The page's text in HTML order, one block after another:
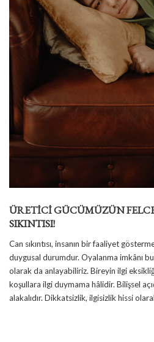
ÜRETİCİ GÜCÜMÜZÜN
SIKINTISI!
Can sıkıntısı, insanın bir faaliyet
duygusal durumdur. Oyalanma imkânı
olarak da anlayabiliriz. Bireyin ilgi
koşullara ilgi duymama hâlidir. Bilişsel
alakalıdır. Dikkatsizlik, ilgisizlik hissi